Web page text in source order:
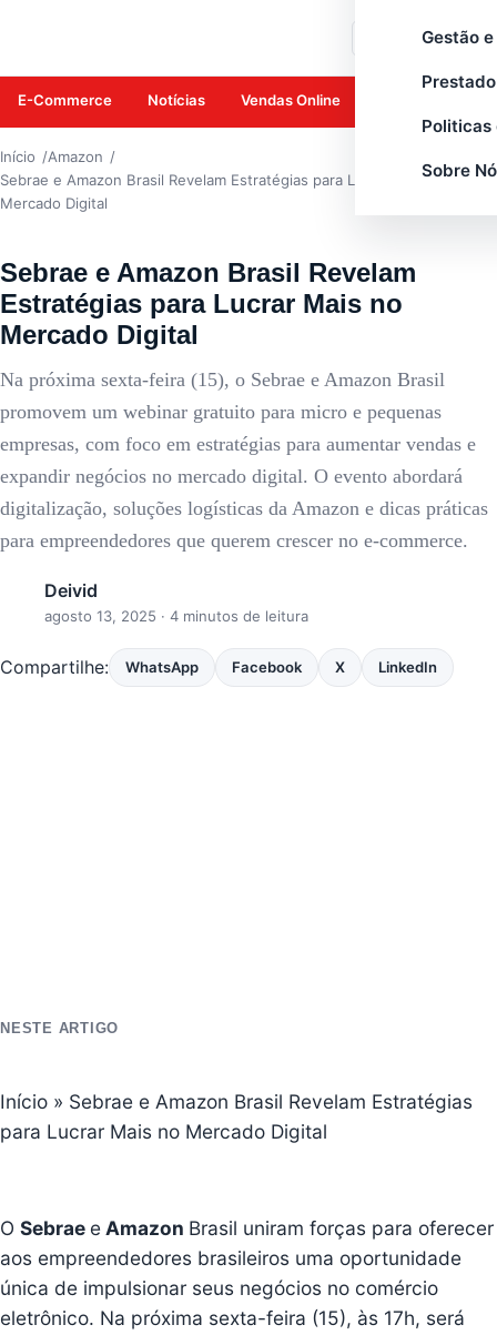
Gestão
Politicas
Sobre
E-Commerce Notícias Vendas Online
Início
Amazon
Sebrae e Amazon Brasil Revelam Estratégias para Lucrar Mais no
Mercado Digital
Sebrae e Amazon Brasil Revelam
Estratégias para Lucrar Mais no
Mercado Digital
Na próxima sexta-feira (15), o Sebrae e Amazon Brasil
promovem um webinar gratuito para micro e pequenas
empresas, com foco em estratégias para aumentar vendas e
expandir negócios no mercado digital. O evento abordará
digitalização, soluções logísticas da Amazon e dicas práticas
para empreendedores que querem crescer no e-commerce.
Deivid
agosto 13, 2025 · 4 minutos de leitura
Compartilhe: WhatsApp Facebook X LinkedIn
NESTE ARTIGO
Início » Sebrae e Amazon Brasil Revelam Estratégias
para Lucrar Mais no Mercado Digital
O Sebrae e Amazon Brasil uniram forças para oferecer
aos empreendedores brasileiros uma oportunidade
única de impulsionar seus negócios no comércio
eletrônico. Na próxima sexta-feira (15), às 17h, será